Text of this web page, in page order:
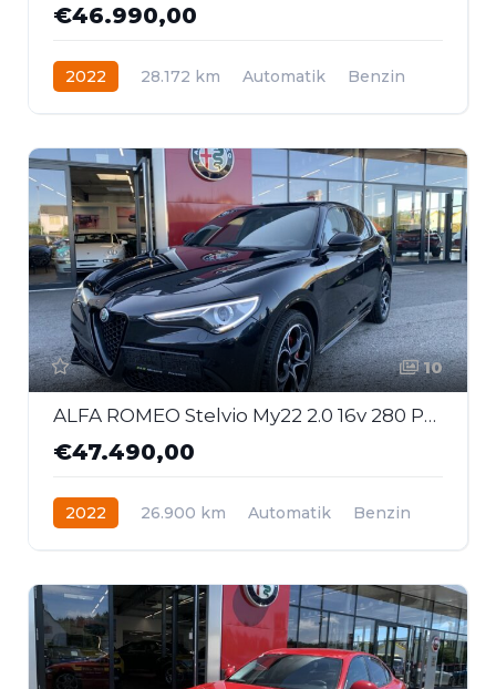
€46.990,00
2022 28.172 km Automatik
Benzin
10
ALFA ROMEO Stelvio My22 2.0 16v 280 Ps At8 Q4 Veloce Paket
€47.490,00
2022 26.900 km Automatik
Benzin